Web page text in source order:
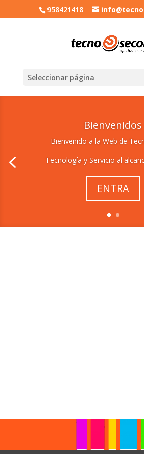
958421418
Seleccionar página
Bienvenidos
Bienvenido a la Web de
Tecnología y Servicio al
ENTRA